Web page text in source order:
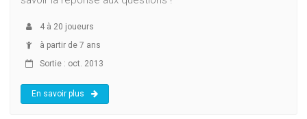
4 à 20 joueurs
à partir de 7 ans
Sortie : oct. 2013
En savoir plus